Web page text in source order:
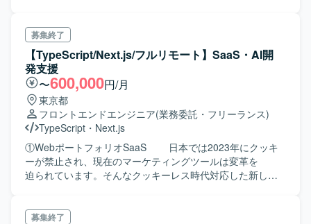
募集終了
【TypeScript/Next.js/フルリモート】SaaS・AI開
発支援
〜600,000円/月
東京都
フロントエンドエンジニア(業務委託・フリーランス)
TypeScript ・ Next.js
①WebポートフォリオSaaS 日本では2023年にクッキ
ーが禁止され、現在のマーケティングツールは変革を
迫られています。そんなクッキーレス時代対応した新しい
値を算出するAIを開発します。
募集終了